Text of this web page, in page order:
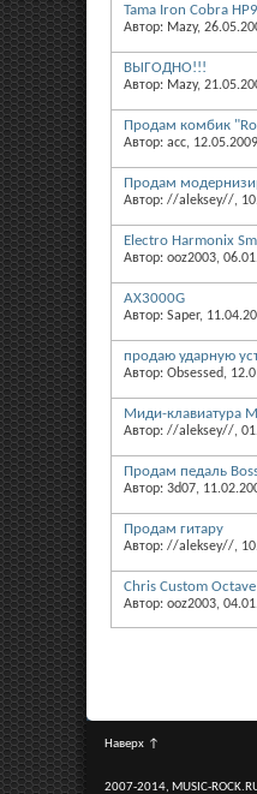
Tama Iron Cobra
Автор: Mazy,
ВЫГОДНО!!!
Автор: Mazy,
Продам комбик
Автор: acc,
Продам
Автор: //aleksey//,
Electro Harmonix
Автор: ooz2003,
AX3000G
Автор: Saper,
продаю ударную
Автор: Obsessed,
Миди-клавиатура
Автор: //aleksey//,
Продам педаль
Автор: 3d07,
Продам гитару
Автор: //aleksey//,
Chris Custom
Автор: ooz2003,
Наверх ↑
2007-2014, MUSIC-